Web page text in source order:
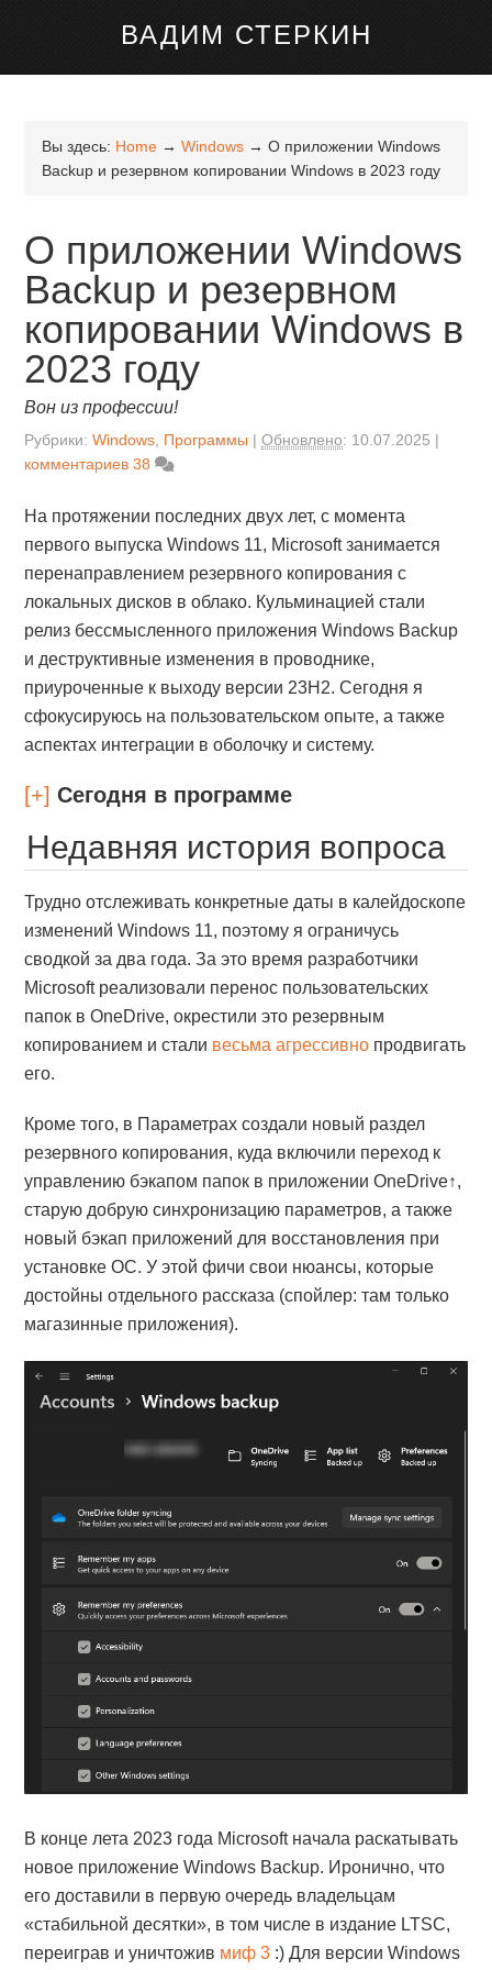
ВАДИМ СТЕРКИН
Вы здесь: Home → Windows → О приложении Windows
Backup и резервном копировании Windows в 2023 году
О приложении Windows
Backup и резервном
копировании Windows в
2023 году
Вон из профессии!
Рубрики:Windows Программы Обновлено: 10.07.2025
комментариев 38
На протяжении последних двух лет, с момента
первого выпуска Windows 11, Microsoft занимается
перенаправлением резервного копирования с
локальных дисков в облако. Кульминацией стали
релиз бессмысленного приложения Windows Backup
и деструктивные изменения в проводнике,
приуроченные к выходу версии 23H2. Сегодня я
сфокусируюсь на пользовательском опыте, а также
аспектах интеграции в оболочку и систему.
[+] Сегодня в программе
Недавняя история вопроса
Трудно отслеживать конкретные даты в калейдоскопе
изменений Windows 11, поэтому я ограничусь
сводкой за два года. За это время разработчики
Microsoft реализовали перенос пользовательских
папок в OneDrive, окрестили это резервным
копированием и стали весьма агрессивно продвигать
его.
Кроме того, в Параметрах создали новый раздел
резервного копирования, куда включили переход к
управлению бэкапом папок в приложении OneDrive↑,
старую добрую синхронизацию параметров, а также
новый бэкап приложений для восстановления при
установке ОС. У этой фичи свои нюансы, которые
достойны отдельного рассказа (спойлер: там только
магазинные приложения).
В конце лета 2023 года Microsoft начала раскатывать
новое приложение Windows Backup. Иронично, что
его доставили в первую очередь владельцам
«стабильной десятки», в том числе в издание LTSC,
переиграв и уничтожив миф 3 :) Для версии Windows